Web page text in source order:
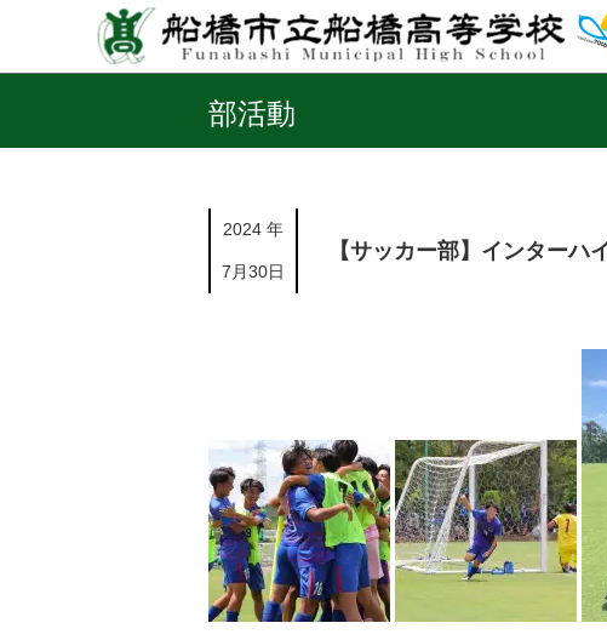
部活動
2024 年
7月30日
【サッカー部】インターハ